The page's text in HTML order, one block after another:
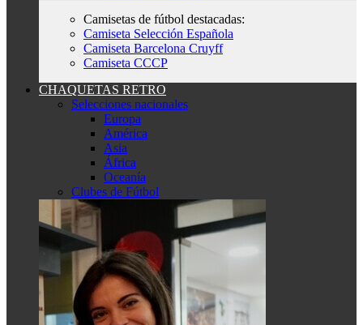
Camisetas de fútbol destacadas:
Camiseta Selección Española
Camiseta Barcelona Cruyff
Camiseta CCCP
CHAQUETAS RETRO
Selecciones nacionales
Europa
América
Asia
África
Oceanía
Clubes de Fútbol